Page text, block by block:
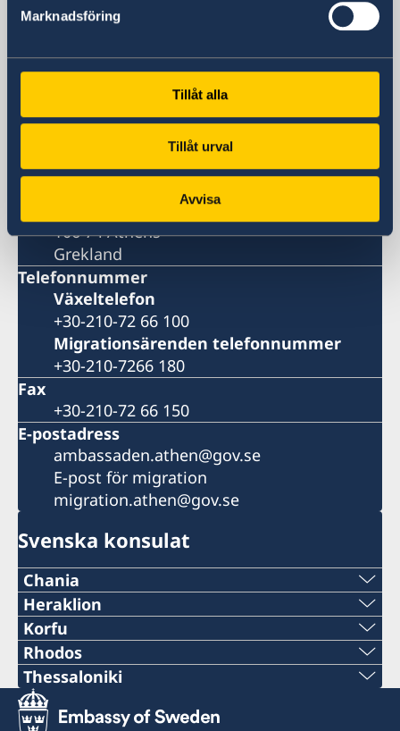
Marknadsföring
Tillåt alla
Tillåt urval
Avvisa
Sveriges ambassad
Vassileos Konstantinou 7
Postadress
Vassileos Konstantinou 7
106 74 Athens
Grekland
Telefonnummer
Växeltelefon
+30-210-72 66 100
Migrationsärenden telefonnummer
+30-210-7266 180
Fax
+30-210-72 66 150
E-postadress
ambassaden.athen@gov.se
E-post för migration
migration.athen@gov.se
Svenska konsulat
Chania
Telefonnummer
+30 28210 57330
E-post
chania@consulatesofsweden.gr
Heraklion
Telefonnummer
+30 2810 225991
E-post
Korfu
Telefonnummer
+30 26610-37938
Rhodos
Telefonnummer
+30 22410 96430
Thessaloniki
Telefonnummer